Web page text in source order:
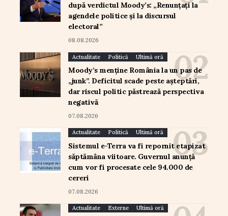
după verdictul Moody’s: „Renunțați la
agendele politice și la discursul
electoral”
08.08.2026
Actualitate Politică Ultimă oră
Moody’s menține România la un pas de
„junk”. Deficitul scade peste așteptări,
dar riscul politic păstrează perspectiva
negativă
07.08.2026
Actualitate Politică Ultimă oră
Sistemul e-Terra va fi repornit etapizat
săptămâna viitoare. Guvernul anunță
cum vor fi procesate cele 94.000 de
cereri
07.08.2026
Actualitate Externe Ultimă oră